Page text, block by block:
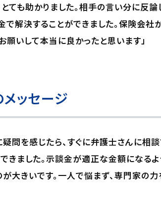
ても助かりました。相手の言い分に反論
解決することができました。保険会社
いして本当に良かったと思います」
ッセージ
問を感じたら、すぐに弁護士さんに相
きました。示談金が適正な金額になるよ
大きいです。一人で悩まず、専門家の力